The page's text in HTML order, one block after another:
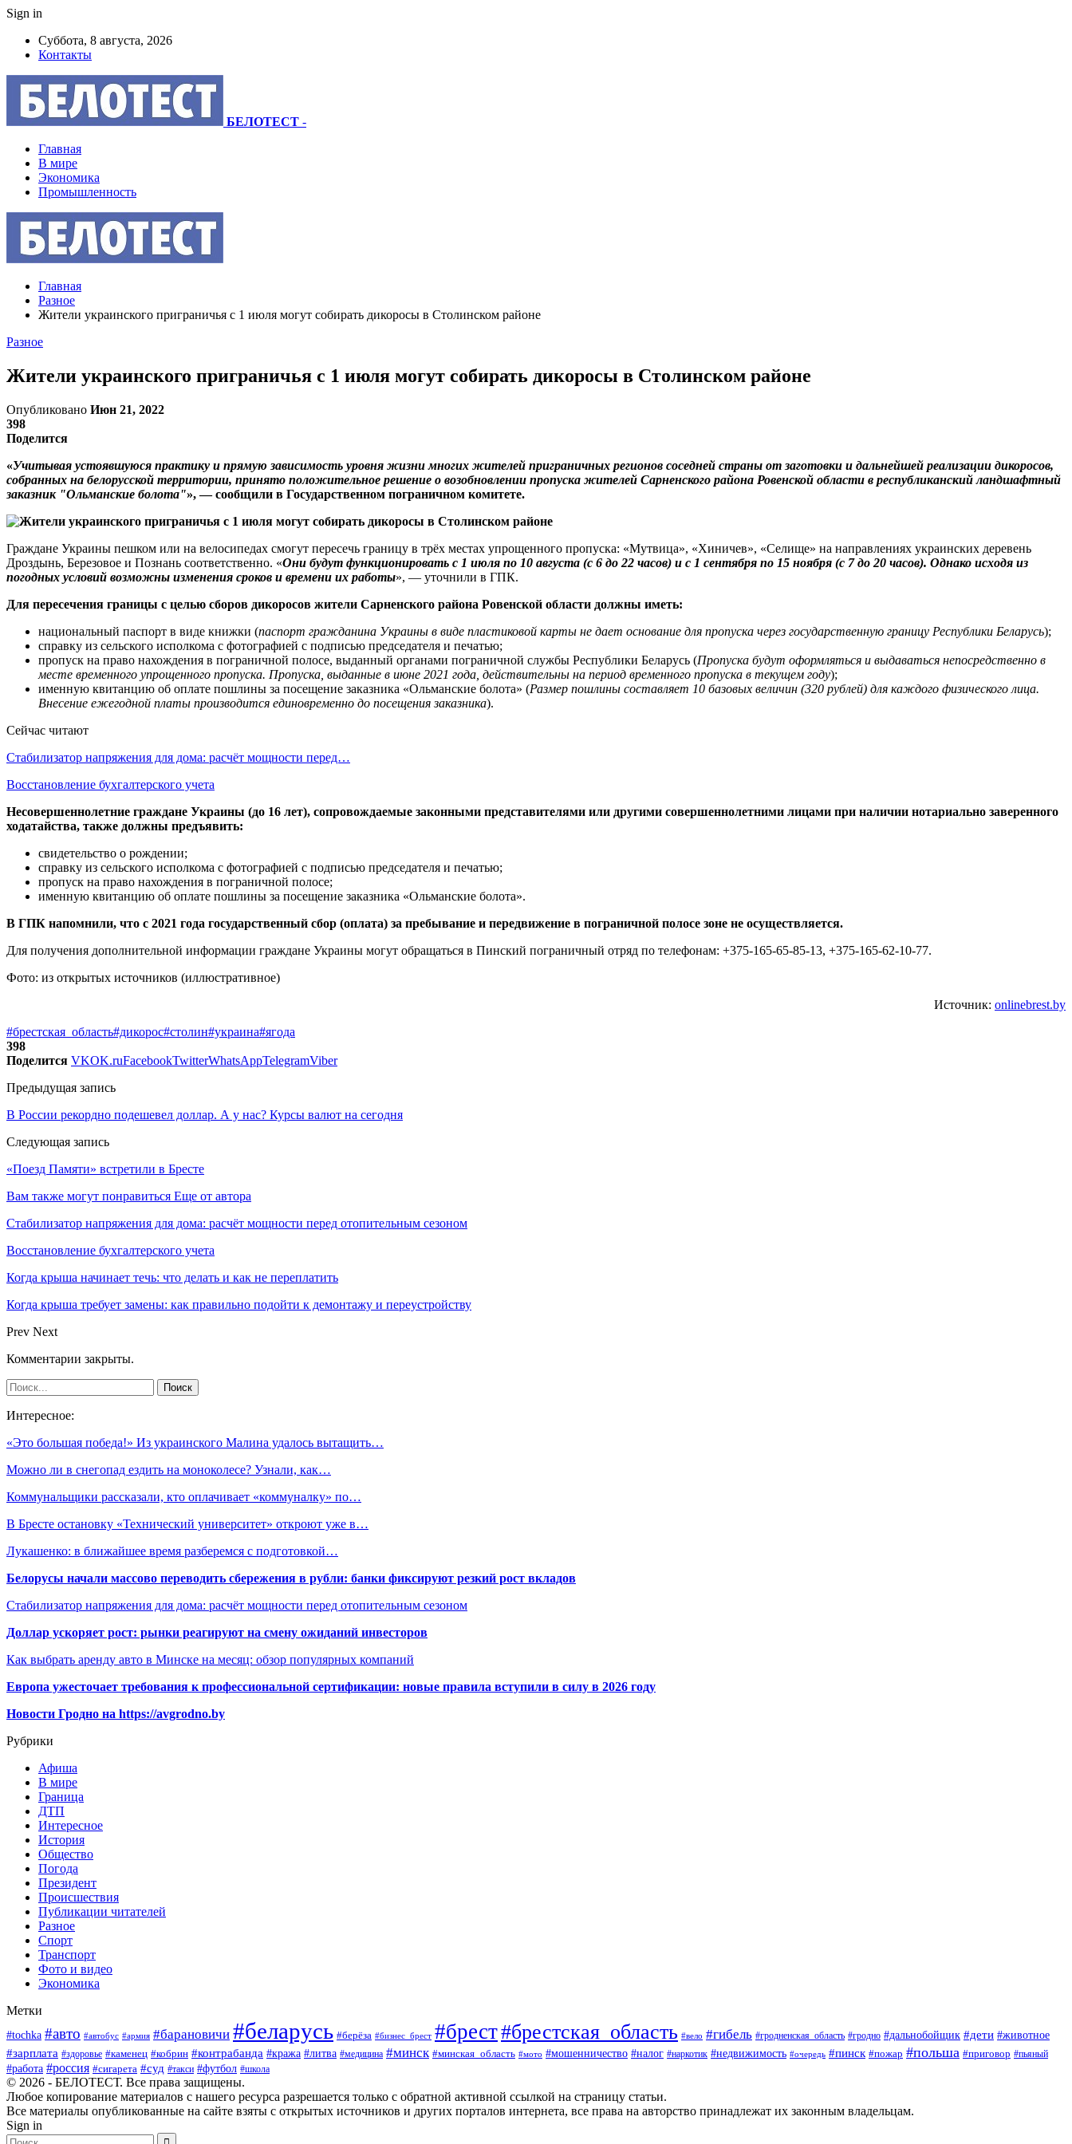
Sign in
Суббота, 8 августа, 2026
Контакты
БЕЛОТЕСТ -
Главная
В мире
Экономика
Промышленность
Главная
Разное
Жители украинского приграничья с 1 июля могут собирать дикоросы в Столинском районе
Разное
Жители украинского приграничья с 1 июля могут собирать дикоросы в Столинском районе
Опубликовано Июн 21, 2022
398
Поделится
«Учитывая устоявшуюся практику и прямую зависимость уровня жизни многих жителей приграничных регионов соседней страны от заготовки и дальнейшей реализации дикоросов,
собранных на белорусской территории, принято положительное решение о возобновлении пропуска жителей Сарненского района Ровенской области в республиканский ландшафтный
заказник "Ольманские болота"», — сообщили в Государственном пограничном комитете.
Граждане Украины пешком или на велосипедах смогут пересечь границу в трёх местах упрощенного пропуска: «Мутвица», «Хиничев», «Селище» на направлениях украинских деревень
Дроздынь, Березовое и Познань соответственно. «Они будут функционировать с 1 июля по 10 августа (с 6 до 22 часов) и с 1 сентября по 15 ноября (с 7 до 20 часов). Однако исходя из
погодных условий возможны изменения сроков и времени их работы», — уточнили в ГПК.
Для пересечения границы с целью сборов дикоросов жители Сарненского района Ровенской области должны иметь:
национальный паспорт в виде книжки (паспорт гражданина Украины в виде пластиковой карты не дает основание для пропуска через государственную границу Республики Беларусь);
справку из сельского исполкома с фотографией с подписью председателя и печатью;
пропуск на право нахождения в пограничной полосе, выданный органами пограничной службы Республики Беларусь (Пропуска будут оформляться и выдаваться непосредственно в
месте временного упрощенного пропуска. Пропуска, выданные в июне 2021 года, действительны на период временного пропуска в текущем году);
именную квитанцию об оплате пошлины за посещение заказника «Ольманские болота» (Размер пошлины составляет 10 базовых величин (320 рублей) для каждого физического лица.
Внесение ежегодной платы производится единовременно до посещения заказника).
Сейчас читают
Стабилизатор напряжения для дома: расчёт мощности перед…
Восстановление бухгалтерского учета
Несовершеннолетние граждане Украины (до 16 лет), сопровождаемые законными представителями или другими совершеннолетними лицами при наличии нотариально заверенного
ходатайства, также должны предъявить:
свидетельство о рождении;
справку из сельского исполкома с фотографией с подписью председателя и печатью;
пропуск на право нахождения в пограничной полосе;
именную квитанцию об оплате пошлины за посещение заказника «Ольманские болота».
В ГПК напомнили, что с 2021 года государственный сбор (оплата) за пребывание и передвижение в пограничной полосе зоне не осуществляется.
Для получения дополнительной информации граждане Украины могут обращаться в Пинский пограничный отряд по телефонам: +375-165-65-85-13, +375-165-62-10-77.
Фото: из открытых источников (иллюстративное)
Источник: onlinebrest.by
#брестская_область#дикорос#столин#украина#ягода
398
Поделится VKOK.ruFacebookTwitterWhatsAppTelegramViber
Предыдущая запись
В России рекордно подешевел доллар. А у нас? Курсы валют на сегодня
Следующая запись
«Поезд Памяти» встретили в Бресте
Вам также могут понравиться Еще от автора
Стабилизатор напряжения для дома: расчёт мощности перед отопительным сезоном
Восстановление бухгалтерского учета
Когда крыша начинает течь: что делать и как не переплатить
Когда крыша требует замены: как правильно подойти к демонтажу и переустройству
Prev Next
Комментарии закрыты.
Интересное:
«Это большая победа!» Из украинского Малина удалось вытащить…
Можно ли в снегопад ездить на моноколесе? Узнали, как…
Коммунальщики рассказали, кто оплачивает «коммуналку» по…
В Бресте остановку «Технический университет» откроют уже в…
Лукашенко: в ближайшее время разберемся с подготовкой…
Белорусы начали массово переводить сбережения в рубли: банки фиксируют резкий рост вкладов
Стабилизатор напряжения для дома: расчёт мощности перед отопительным сезоном
Доллар ускоряет рост: рынки реагируют на смену ожиданий инвесторов
Как выбрать аренду авто в Минске на месяц: обзор популярных компаний
Европа ужесточает требования к профессиональной сертификации: новые правила вступили в силу в 2026 году
Новости Гродно на https://avgrodno.by
Рубрики
Афиша
В мире
Граница
ДТП
Интересное
История
Общество
Погода
Президент
Происшествия
Публикации читателей
Разное
Спорт
Транспорт
Фото и видео
Экономика
Метки
#tochka #авто #автобус #армия #барановичи #беларусь #берёза #бизнес_брест #брест#брестская_область #вело #гибель #гродненская_область #гродно #дальнобойщик #дети #животное
#зарплата #здоровье #каменец #кобрин #контрабанда #кража #литва #медицина #минск #минская_область #мото #мошенничество #налог #наркотик #недвижимость #очередь #пинск #пожар #польша #приговор #пьяный
#работа #россия #сигарета #суд #такси #футбол #школа
© 2026 - БЕЛОТЕСТ. Все права защищены.
Любое копирование материалов с нашего ресурса разрешается только с обратной активной ссылкой на страницу статьи.
Все материалы опубликованные на сайте взяты с открытых источников и других порталов интернета, все права на авторство принадлежат их законным владельцам.
Sign in